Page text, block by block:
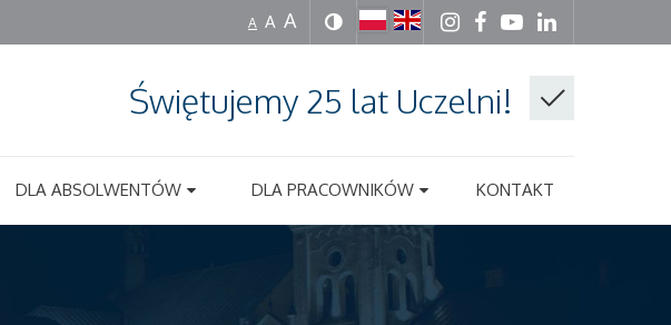
A A A
Świętujemy 25 lat Uczelni!
DLA ABSOLWENTÓW DLA PRACOWNIKÓW KONTAKT